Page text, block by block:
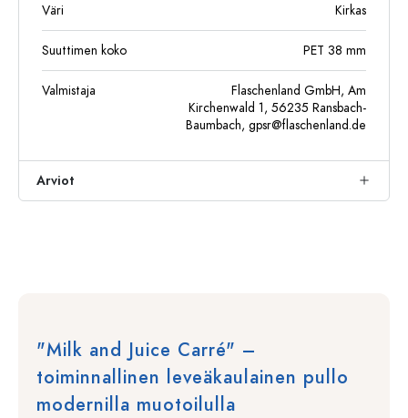
Väri Kirkas
Suuttimen koko PET 38 mm
Valmistaja
Flaschenland GmbH, Am
Kirchenwald 1, 56235 Ransbach-
Baumbach, gpsr@flaschenland.de
Arviot
"Milk and Juice Carré" –
toiminnallinen leveäkaulainen pullo
modernilla muotoilulla